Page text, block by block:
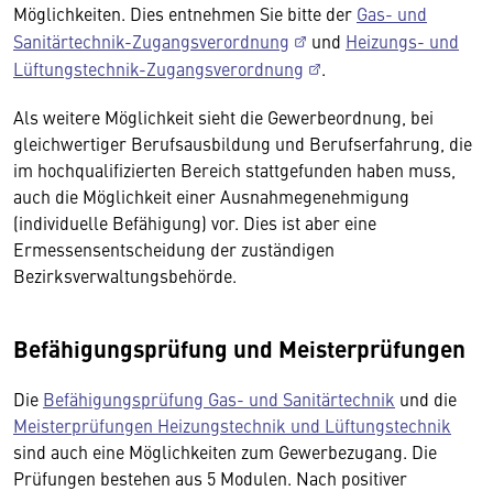
Möglichkeiten. Dies entnehmen Sie bitte der Gas- und
Sanitärtechnik-Zugangsverordnung
und Heizungs- und
Lüftungstechnik-Zugangsverordnung
.
Als weitere Möglichkeit sieht die Gewerbeordnung, bei
gleichwertiger Berufsausbildung und Berufserfahrung, die
im hochqualifizierten Bereich stattgefunden haben muss,
auch die Möglichkeit einer Ausnahmegenehmigung
(individuelle Befähigung) vor. Dies ist aber eine
Ermessensentscheidung der zuständigen
Bezirksverwaltungsbehörde.
Befähigungsprüfung und Meisterprüfungen
Die Befähigungsprüfung Gas- und Sanitärtechnik und die
Meisterprüfungen Heizungstechnik und Lüftungstechnik
sind auch eine Möglichkeiten zum Gewerbezugang. Die
Prüfungen bestehen aus 5 Modulen. Nach positiver